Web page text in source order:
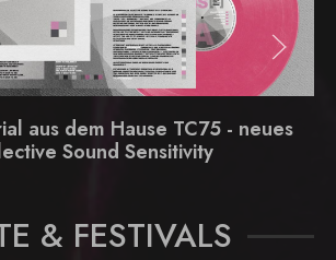
aus dem Hause TC75 - neues
Sound Sensitivity
& FESTIVALS